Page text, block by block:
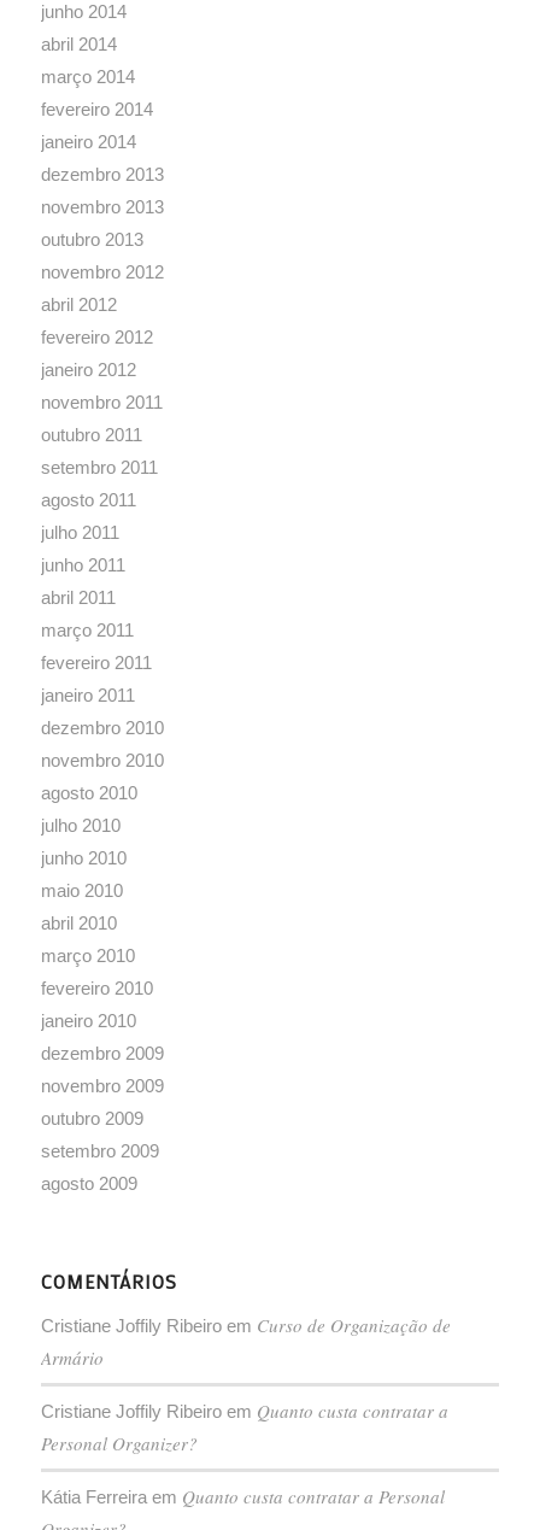
junho 2014
abril 2014
março 2014
fevereiro 2014
janeiro 2014
dezembro 2013
novembro 2013
outubro 2013
novembro 2012
abril 2012
fevereiro 2012
janeiro 2012
novembro 2011
outubro 2011
setembro 2011
agosto 2011
julho 2011
junho 2011
abril 2011
março 2011
fevereiro 2011
janeiro 2011
dezembro 2010
novembro 2010
agosto 2010
julho 2010
junho 2010
maio 2010
abril 2010
março 2010
fevereiro 2010
janeiro 2010
dezembro 2009
novembro 2009
outubro 2009
setembro 2009
agosto 2009
COMENTÁRIOS
Cristiane Joffily Ribeiroem Curso de Organização de
Armário
Cristiane Joffily Ribeiroem Quanto custa contratar a
Personal Organizer?
Kátia Ferreiraem Quanto custa contratar a Personal